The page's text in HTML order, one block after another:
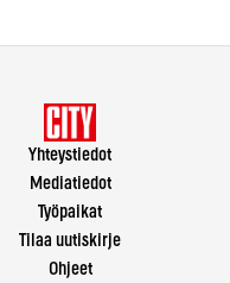
Yhteystiedot
Mediatiedot
Työpaikat
Tilaa uutiskirje
Ohjeet